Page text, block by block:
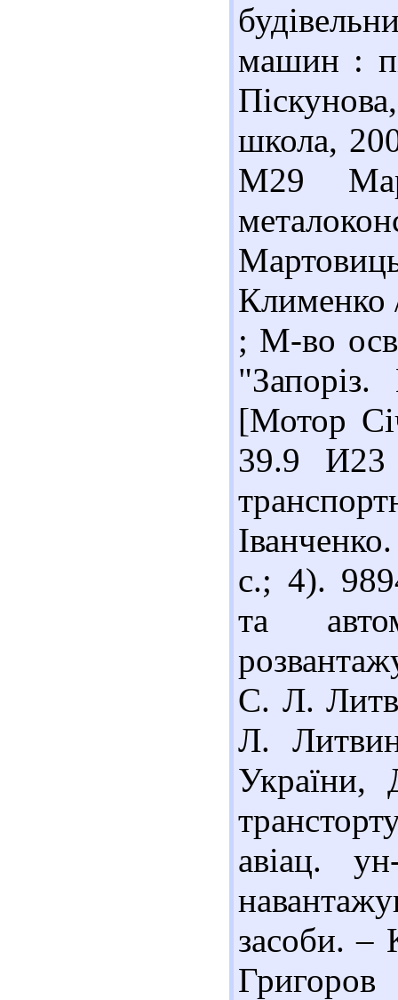
машин :
школа,
М29
Клименко
; М-во
[Мотор
39.9 И23
с.; 4).
та
С. Л.
Л.
України,
авіац.
засоби.